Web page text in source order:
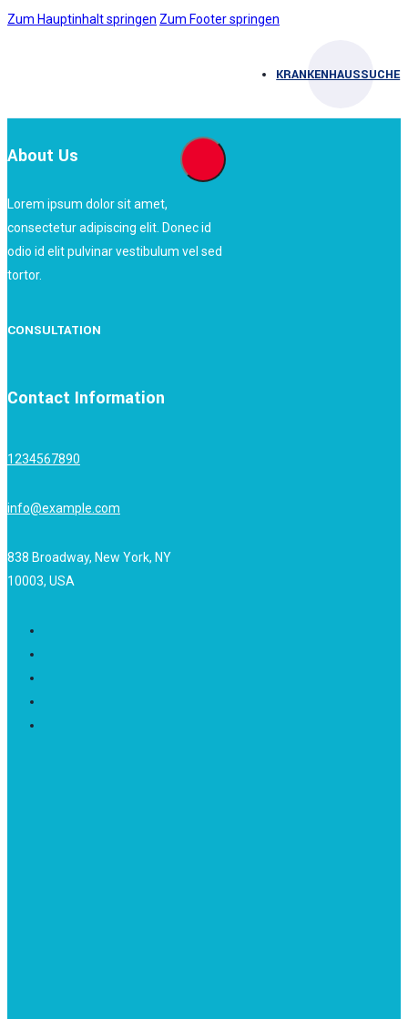
Zum Hauptinhalt springen Zum Footer springen
KRANKENHAUSSUCHE
About Us
Lorem ipsum dolor sit amet,
consectetur adipiscing elit. Donec id
odio id elit pulvinar vestibulum vel sed
tortor.
CONSULTATION
Contact Information
1234567890
info@example.com
838 Broadway, New York, NY
10003, USA